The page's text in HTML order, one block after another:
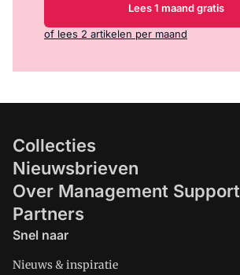
Lees 1 maand gratis
of lees 2 artikelen per maand
Collecties
Nieuwsbrieven
Over Management Support
Partners
Snel naar
Nieuws & inspiratie